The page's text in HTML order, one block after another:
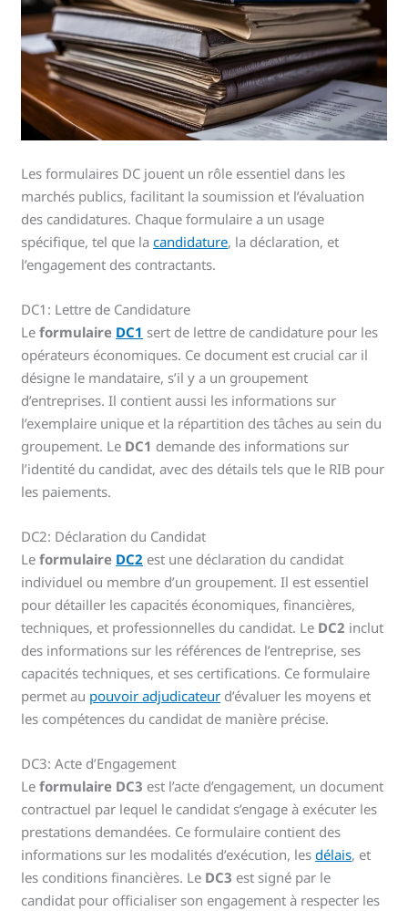
Les formulaires DC jouent un rôle essentiel dans les
marchés publics, facilitant la soumission et l’évaluation
des candidatures. Chaque formulaire a un usage
spécifique, tel que lacandidature, la déclaration, et
l’engagement des contractants.
DC1: Lettre de Candidature
Leformulaire DC1 sert de lettre de candidature pour les
opérateurs économiques. Ce document est crucial car il
désigne le mandataire, s’il y a un groupement
d’entreprises. Il contient aussi les informations sur
l’exemplaire unique et la répartition des tâches au sein du
groupement. Le DC1 demande des informations sur
l’identité du candidat, avec des détails tels que le RIB pour
les paiements.
DC2: Déclaration du Candidat
Leformulaire DC2 est une déclaration du candidat
individuel ou membre d’un groupement. Il est essentiel
pour détailler les capacités économiques, financières,
techniques, et professionnelles du candidat. Le DC2 inclut
des informations sur les références de l’entreprise, ses
capacités techniques, et ses certifications. Ce formulaire
permet au pouvoir adjudicateur d’évaluer les moyens et
les compétences du candidat de manière précise.
DC3: Acte d’Engagement
Leformulaire DC3 est l’acte d’engagement, un document
contractuel par lequel le candidat s’engage à exécuter les
prestations demandées. Ce formulaire contient des
informations sur les modalités d’exécution, lesdélais, et
les conditions financières. Le DC3 est signé par le
candidat pour officialiser son engagement à respecter les